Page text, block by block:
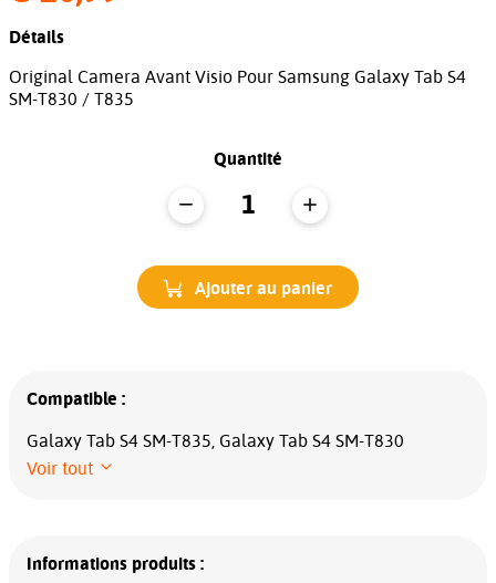
Détails
Original Camera Avant Visio Pour Samsung Galaxy Tab S4
SM-T830 / T835
Quantité
Ajouter au panier
Compatible :
Galaxy Tab S4 SM-T835, Galaxy Tab S4 SM-T830
Voir tout
Informations produits :